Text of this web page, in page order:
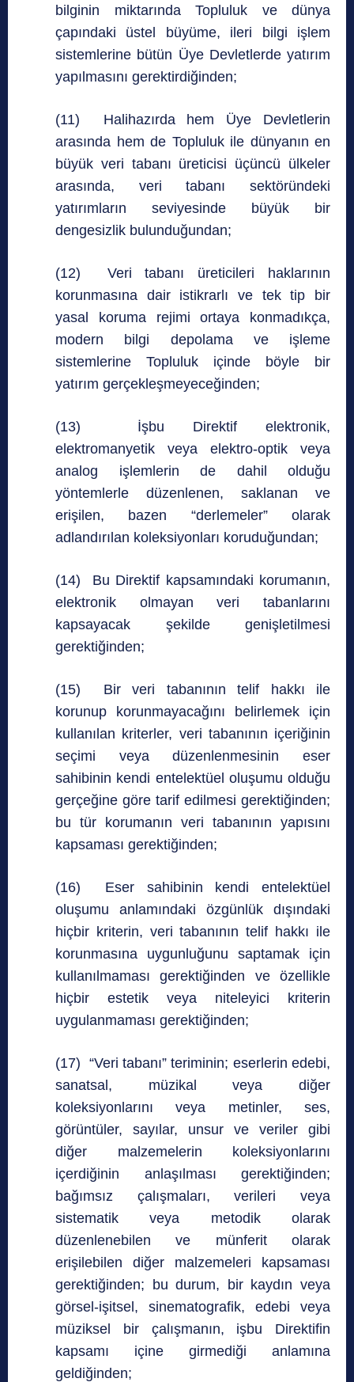
bilginin miktarında Topluluk ve dünya
çapındaki üstel büyüme, ileri bilgi işlem
sistemlerine bütün Üye Devletlerde yatırım
yapılmasını gerektirdiğinden;
(11) Halihazırda hem Üye Devletlerin
arasında hem de Topluluk ile dünyanın en
büyük veri tabanı üreticisi üçüncü ülkeler
arasında, veri tabanı sektöründeki
yatırımların seviyesinde büyük bir
dengesizlik bulunduğundan;
(12) Veri tabanı üreticileri haklarının
korunmasına dair istikrarlı ve tek tip bir
yasal koruma rejimi ortaya konmadıkça,
modern bilgi depolama ve işleme
sistemlerine Topluluk içinde böyle bir
yatırım gerçekleşmeyeceğinden;
(13) İşbu Direktif elektronik,
elektromanyetik veya elektro-optik veya
analog işlemlerin de dahil olduğu
yöntemlerle düzenlenen, saklanan ve
erişilen, bazen “derlemeler” olarak
adlandırılan koleksiyonları koruduğundan;
(14) Bu Direktif kapsamındaki korumanın,
elektronik olmayan veri tabanlarını
kapsayacak şekilde genişletilmesi
gerektiğinden;
(15) Bir veri tabanının telif hakkı ile
korunup korunmayacağını belirlemek için
kullanılan kriterler, veri tabanının içeriğinin
seçimi veya düzenlenmesinin eser
sahibinin kendi entelektüel oluşumu olduğu
gerçeğine göre tarif edilmesi gerektiğinden;
bu tür korumanın veri tabanının yapısını
kapsaması gerektiğinden;
(16) Eser sahibinin kendi entelektüel
oluşumu anlamındaki özgünlük dışındaki
hiçbir kriterin, veri tabanının telif hakkı ile
korunmasına uygunluğunu saptamak için
kullanılmaması gerektiğinden ve özellikle
hiçbir estetik veya niteleyici kriterin
uygulanmaması gerektiğinden;
(17) “Veri tabanı” teriminin; eserlerin edebi,
sanatsal, müzikal veya diğer
koleksiyonlarını veya metinler, ses,
görüntüler, sayılar, unsur ve veriler gibi
diğer malzemelerin koleksiyonlarını
içerdiğinin anlaşılması gerektiğinden;
bağımsız çalışmaları, verileri veya
sistematik veya metodik olarak
düzenlenebilen ve münferit olarak
erişilebilen diğer malzemeleri kapsaması
gerektiğinden; bu durum, bir kaydın veya
görsel-işitsel, sinematografik, edebi veya
müziksel bir çalışmanın, işbu Direktifin
kapsamı içine girmediği anlamına
geldiğinden;